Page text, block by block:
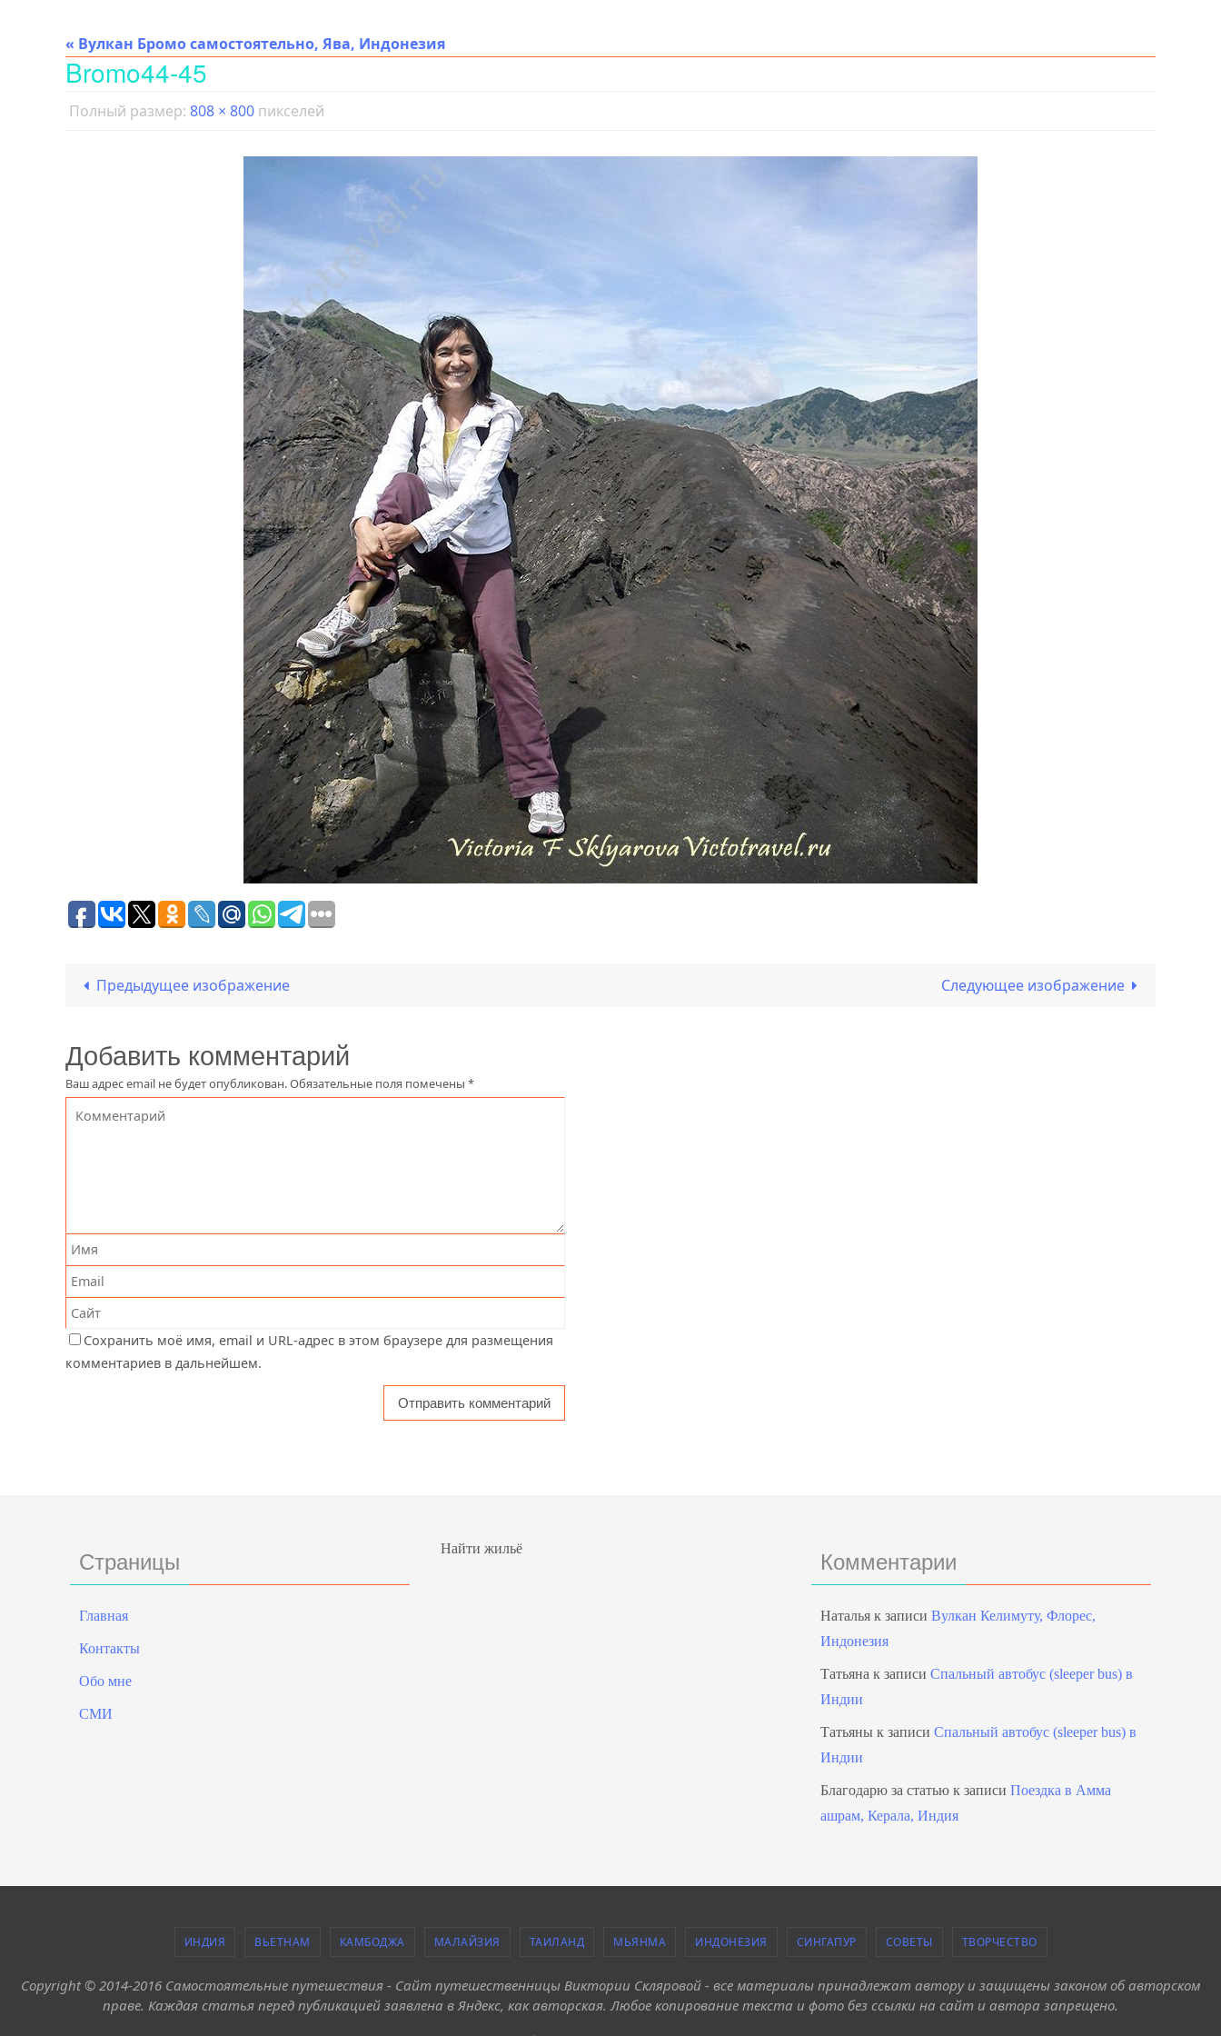
« Вулкан Бромо самостоятельно, Ява, Индонезия
Bromo44-45
Полный размер: 808 × 800 пикселей
Предыдущее изображение Следующее изображение
Добавить комментарий
Ваш адрес email не будет опубликован.Обязательные поля помечены *
Сохранить моё имя, email и URL-адрес в этом браузере для размещения
комментариев в дальнейшем.
Страницы
Главная
Контакты
Обо мне
СМИ
Найти жильё Комментарии
Наталья к записи Вулкан Келимуту, Флорес,
Индонезия
Татьяна к записи Спальный автобус (sleeper bus) в
Индии
Татьяны к записи Спальный автобус (sleeper bus) в
Индии
Благодарю за статью к записи Поездка в Амма
ашрам, Керала, Индия
ИНДИЯ ВЬЕТНАМ КАМБОДЖА МАЛАЙЗИЯ ТАИЛАНД МЬЯНМА ИНДОНЕЗИЯ СИНГАПУР СОВЕТЫ ТВОРЧЕСТВО
Copyright © 2014-2016 Самостоятельные путешествия - Сайт путешественницы Виктории Скляровой - все материалы принадлежат автору и защищены законом об авторском
праве. Каждая статья перед публикацией заявлена в Яндекс, как авторская. Любое копирование текста и фото без ссылки на сайт и автора запрещено.